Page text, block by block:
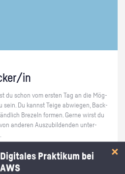
in
du schon vom ers­ten Tag an die Mög­
sein. Du kannst Teige ab­wie­gen, Back­
Bre­zeln for­men. Gerne wirst du
an­de­ren Aus­zu­bil­den­den un­ter­
Digitales Praktikum bei
AWS